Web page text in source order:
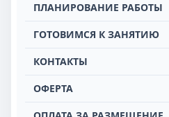
ПЛАНИРОВАНИЕ РАБОТЫ
ГОТОВИМСЯ К ЗАНЯТИЮ
КОНТАКТЫ
ОФЕРТА